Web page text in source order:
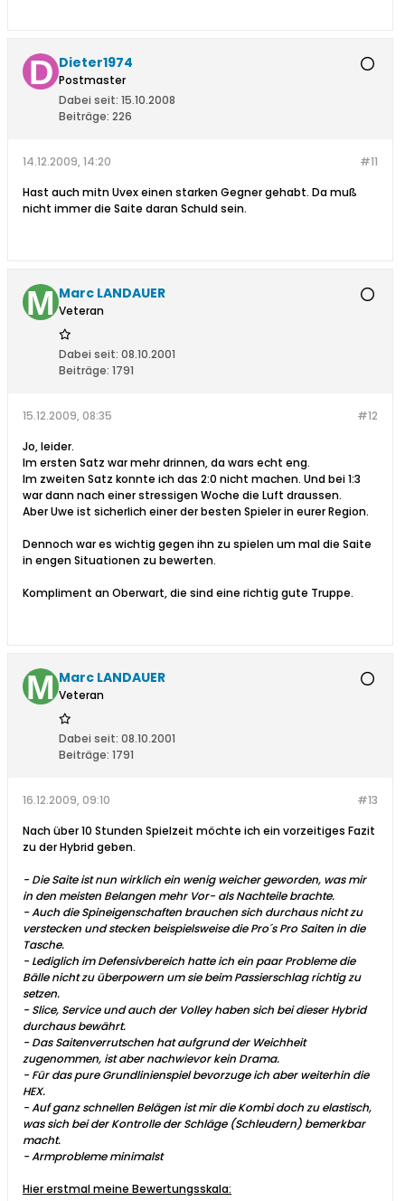
Dieter1974
Postmaster
Dabei seit: 15.10.2008
Beiträge: 226
#11
14.12.2009, 14:20
Hast auch mitn Uvex einen starken Gegner gehabt. Da muß
nicht immer die Saite daran Schuld sein.
Marc LANDAUER
Veteran
Dabei seit: 08.10.2001
Beiträge: 1791
#12
15.12.2009, 08:35
Jo, leider.
Im ersten Satz war mehr drinnen, da wars echt eng.
Im zweiten Satz konnte ich das 2:0 nicht machen. Und bei 1:3
war dann nach einer stressigen Woche die Luft draussen.
Aber Uwe ist sicherlich einer der besten Spieler in eurer Region.
Dennoch war es wichtig gegen ihn zu spielen um mal die Saite
in engen Situationen zu bewerten.
Kompliment an Oberwart, die sind eine richtig gute Truppe.
Marc LANDAUER
Veteran
Dabei seit: 08.10.2001
Beiträge: 1791
#13
16.12.2009, 09:10
Nach über 10 Stunden Spielzeit möchte ich ein vorzeitiges Fazit
zu der Hybrid geben.
- Die Saite ist nun wirklich ein wenig weicher geworden, was mir
in den meisten Belangen mehr Vor- als Nachteile brachte.
- Auch die Spineigenschaften brauchen sich durchaus nicht zu
verstecken und stecken beispielsweise die Pro´s Pro Saiten in die
Tasche.
- Lediglich im Defensivbereich hatte ich ein paar Probleme die
Bälle nicht zu überpowern um sie beim Passierschlag richtig zu
setzen.
- Slice, Service und auch der Volley haben sich bei dieser Hybrid
durchaus bewährt.
- Das Saitenverrutschen hat aufgrund der Weichheit
zugenommen, ist aber nachwievor kein Drama.
- Für das pure Grundlinienspiel bevorzuge ich aber weiterhin die
HEX.
- Auf ganz schnellen Belägen ist mir die Kombi doch zu elastisch,
was sich bei der Kontrolle der Schläge (Schleudern) bemerkbar
macht.
- Armprobleme minimalst
Hier erstmal meine Bewertungsskala: